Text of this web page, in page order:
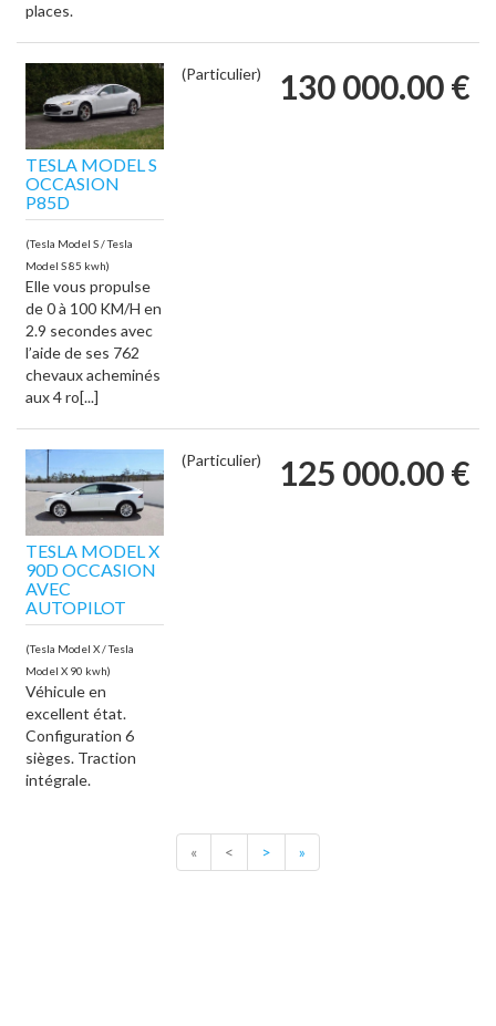
places.
TESLA MODEL S
OCCASION
P85D
(Tesla Model S / Tesla
Model S 85 kwh)
Elle vous propulse
de 0 à 100 KM/H en
2.9 secondes avec
l’aide de ses 762
chevaux acheminés
aux 4 ro[...]
(Particulier) 130 000.00 €
TESLA MODEL X
90D OCCASION
AVEC
AUTOPILOT
(Tesla Model X / Tesla
Model X 90 kwh)
Véhicule en
excellent état.
Configuration 6
sièges. Traction
intégrale.
(Particulier) 125 000.00 €
« < > »